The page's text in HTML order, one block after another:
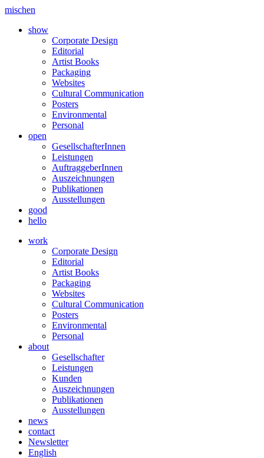
mischen
show
Corporate Design
Editorial
Artist Books
Packaging
Websites
Cultural Communication
Posters
Environmental
Personal
open
GesellschafterInnen
Leistungen
AuftraggeberInnen
Auszeichnungen
Publikationen
Ausstellungen
good
hello
work
Corporate Design
Editorial
Artist Books
Packaging
Websites
Cultural Communication
Posters
Environmental
Personal
about
Gesellschafter
Leistungen
Kunden
Auszeichnungen
Publikationen
Ausstellungen
news
contact
Newsletter
English